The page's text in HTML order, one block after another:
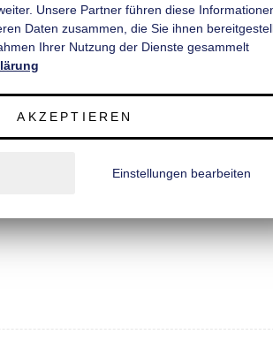
Unsere Partner führen diese
Daten zusammen, die Sie ihnen
Ihrer Nutzung der Dienste gesammelt
AKZEPTIEREN
Einstellungen bearbeiten